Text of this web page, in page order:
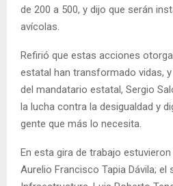
de 200 a 500, y dijo que serán
avícolas.
Refirió que estas acciones
estatal han transformado vidas,
del mandatario estatal, Sergio
la lucha contra la desigualdad y
gente que más lo necesita.
En esta gira de trabajo
Aurelio Francisco Tapia Dávila; el